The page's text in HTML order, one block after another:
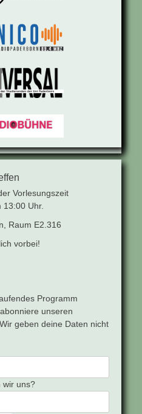
Vorlesungszeit
Uhr.
Raum E2.316
vorbei!
Programm
unseren
geben deine Daten nicht
wir uns?